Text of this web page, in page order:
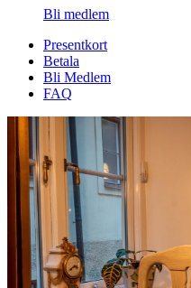
Bli medlem
Presentkort
Betala
Bli Medlem
FAQ